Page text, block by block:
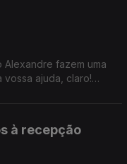
Alexandre fazem uma
vossa ajuda, claro!
à recepção